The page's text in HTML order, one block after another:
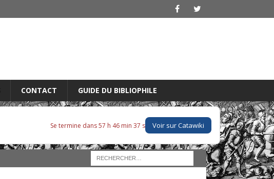
CONTACT GUIDE DU BIBLIOPHILE
Se termine dans 57 h 46 min 37 s Voir sur Catawiki